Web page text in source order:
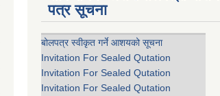
पत्र सूचना
बोलपत्र स्वीकृत गर्ने आशयको सूचना
Invitation For Sealed Qutation
Invitation For Sealed Qutation
Invitation For Sealed Qutation